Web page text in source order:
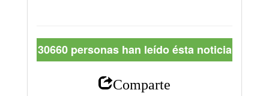
30660 personas han leído ésta noticia
Comparte